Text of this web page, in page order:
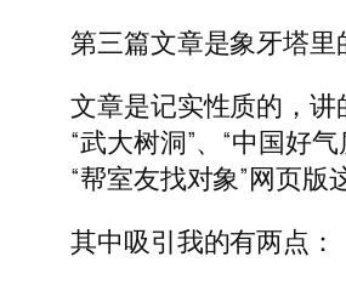
第三篇文章是象牙塔
文章是记实性质的，讲
“武大树洞”、“中国好
“帮室友找对象”网页版
其中吸引我的有两点：